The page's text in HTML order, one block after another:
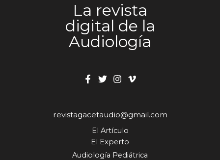
La revista
digital de la
Audiología
revistagacetaudio@gmail.com
El Artículo
El Experto
Audiología Pediátrica